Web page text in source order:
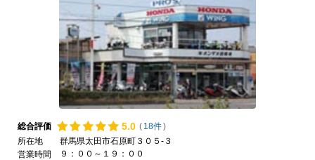
総合評価 5.0 ( 18件)
所在地
群馬県太田市石原町３０５-３
営業時間
９：００～１９：００